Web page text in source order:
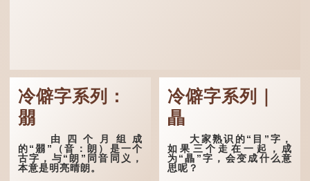
冷僻字系列：
朤
由四个月组成
的“朤”（音：朗）是一个
古字，与“朗”同音同义，
本意是明亮晴朗。
冷僻字系列｜
瞐
大家熟识的“目”字，
如果三个走在一起，成
为“瞐”字，会变成什么意
思呢？